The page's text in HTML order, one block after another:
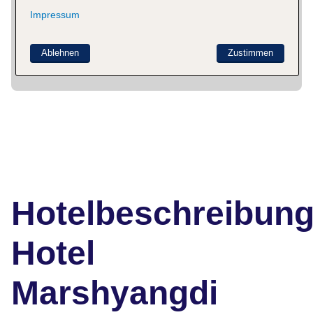
Hotel
Marshyangdi
Impressum
Zustimmen
Ablehnen